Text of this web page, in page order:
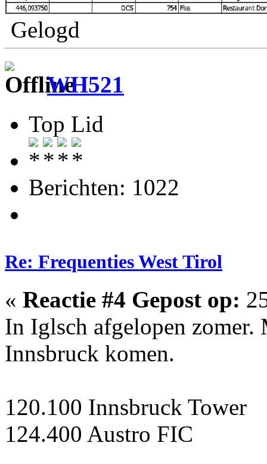
Gelogd
WH521
Top Lid
Berichten: 1022
Re: Frequenties West Tirol
« Reactie #4 Gepost op:
In Iglsch afgelopen zomer.
Innsbruck komen.
120.100 Innsbruck Tower
124.400 Austro FIC